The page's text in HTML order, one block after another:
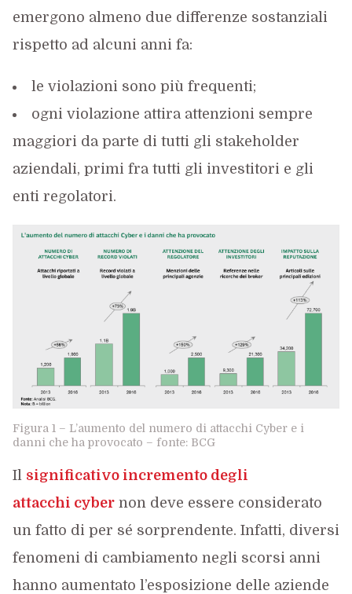
emergono almeno due differenze sostanziali
rispetto ad alcuni anni fa:
le violazioni sono più frequenti;
ogni violazione attira attenzioni sempre
maggiori da parte di tutti gli stakeholder
aziendali, primi fra tutti gli investitori e gli
enti regolatori.
Figura 1 – L’aumento del numero di attacchi Cyber e i
danni che ha provocato – fonte: BCG
Il significativo incremento degli
attacchi cybernon deve essere considerato
un fatto di per sé sorprendente. Infatti, diversi
fenomeni di cambiamento negli scorsi anni
hanno aumentato l’esposizione delle aziende